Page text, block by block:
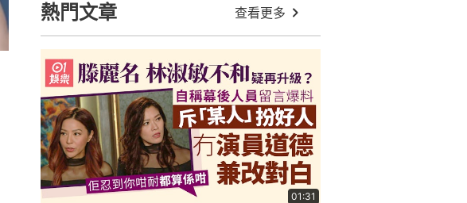
熱門文章 查看更多
01:31